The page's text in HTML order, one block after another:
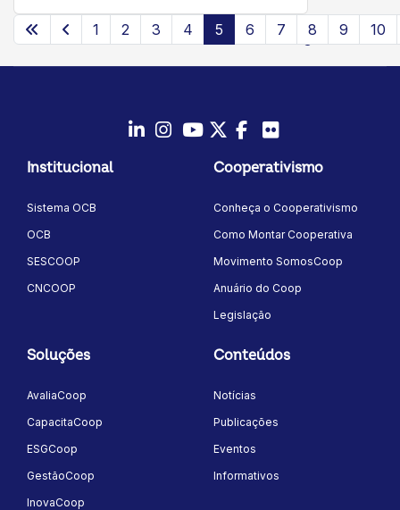
Página 5 de 21
1 2 3 4 5 6 7 8 9 10
Instagram
YoutubeTwitter/X
Facebook
Institucional
Sistema OCB
OCB
SESCOOP
CNCOOP
Cooperativismo
Conheça o Cooperativismo
Como Montar Cooperativa
Movimento SomosCoop
Anuário do Coop
Legislação
Soluções
AvaliaCoop
CapacitaCoop
ESGCoop
GestãoCoop
InovaCoop
Conteúdos
Notícias
Publicações
Eventos
Informativos